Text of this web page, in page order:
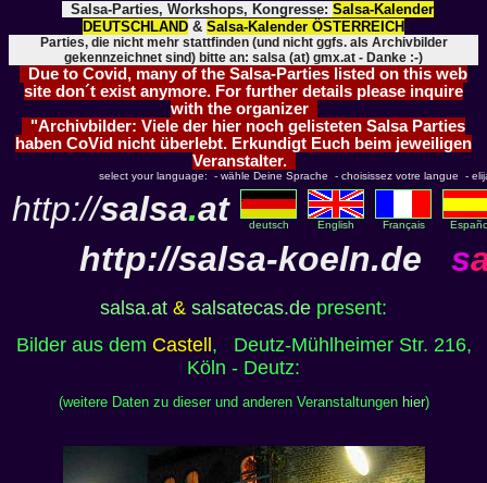
Salsa-Parties, Workshops, Kongresse: Salsa-Kalender
DEUTSCHLAND & Salsa-Kalender ÖSTERREICH
Parties, die nicht mehr stattfinden (und nicht ggfs. als Archivbilder
gekennzeichnet sind) bitte an: salsa (at) gmx.at - Danke :-)
Due to Covid, many of the Salsa-Parties listed on this web
site don´t exist anymore. For further details please inquire
with the organizer
"Archivbilder: Viele der hier noch gelisteten Salsa Parties
haben CoVid nicht überlebt. Erkundigt Euch beim jeweiligen
Veranstalter.
select your language: - wähle Deine Sprache - choisissez votre langue -
http://salsa.at deutsch English Français
http://salsa-koeln.de s
salsa.at & salsatecas.de present:
Bilder aus dem Castell , Deutz-Mühlheimer Str. 216,
Köln - Deutz:
(weitere Daten zu dieser und anderen Veranstaltungen hier)